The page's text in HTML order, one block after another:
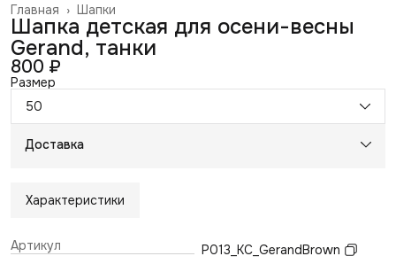
Шапки
Главная ›
Шапка детская для осени-весны
Gerand, танки
800 ₽
Размер
50
Доставка
Характеристики
Артикул
P013_KC_GerandBrown